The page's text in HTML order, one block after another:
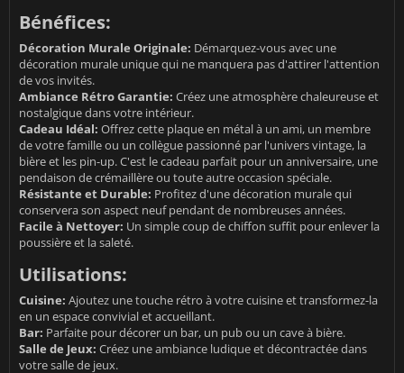
Bénéfices:
Décoration Murale Originale: Démarquez-vous avec une
décoration murale unique qui ne manquera pas d'attirer l'attention
de vos invités.
Ambiance Rétro Garantie: Créez une atmosphère chaleureuse et
nostalgique dans votre intérieur.
Cadeau Idéal: Offrez cette plaque en métal à un ami, un membre
de votre famille ou un collègue passionné par l'univers vintage, la
bière et les pin-up. C'est le cadeau parfait pour un anniversaire, une
pendaison de crémaillère ou toute autre occasion spéciale.
Résistante et Durable: Profitez d'une décoration murale qui
conservera son aspect neuf pendant de nombreuses années.
Facile à Nettoyer: Un simple coup de chiffon suffit pour enlever la
poussière et la saleté.
Utilisations:
Cuisine: Ajoutez une touche rétro à votre cuisine et transformez-la
en un espace convivial et accueillant.
Bar: Parfaite pour décorer un bar, un pub ou un cave à bière.
Salle de Jeux: Créez une ambiance ludique et décontractée dans
votre salle de jeux.